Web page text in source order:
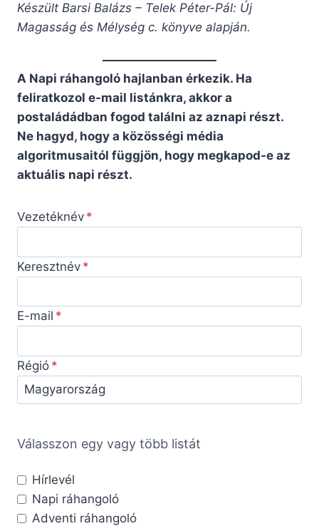
Készült Barsi Balázs – Telek Péter-Pál: Új
Magasság és Mélység c. könyve alapján.
A Napi ráhangoló hajlanban érkezik. Ha
feliratkozol e-mail listánkra, akkor a
postaládádban fogod találni az aznapi részt.
Ne hagyd, hogy a közösségi média
algoritmusaitól függjön, hogy megkapod-e az
aktuális napi részt.
Vezetéknév
Keresztnév
E-mail
Régió
Válasszon egy vagy több listát
Hírlevél
Napi ráhangoló
Adventi ráhangoló